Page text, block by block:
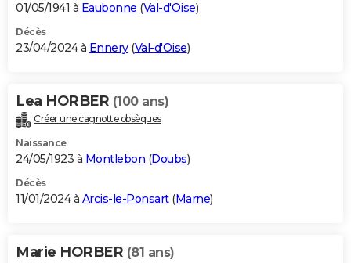
01/05/1941 à Eaubonne (Val-d'Oise)
Décès
23/04/2024 à Ennery(Val-d'Oise)
Lea HORBER (100 ans)
Créer une cagnotte obsèques
Naissance
24/05/1923 à Montlebon (Doubs)
Décès
11/01/2024 à Arcis-le-Ponsart(Marne)
Marie HORBER (81 ans)